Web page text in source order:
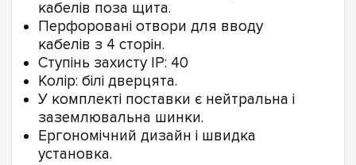
кабелів поза щита.
Перфоровані отвори для вводу
кабелів з 4 сторін.
Ступінь захисту IP: 40
Колір: білі дверцята.
У комплекті поставки є нейтральна і
заземлювальна шинки.
Ергономічний дизайн і швидка
установка.